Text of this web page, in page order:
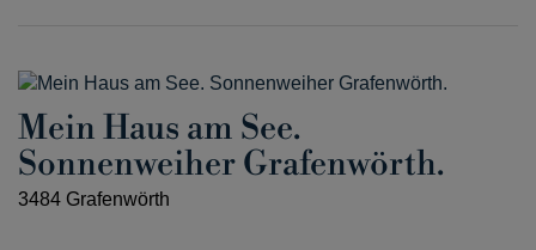
Mein Haus am See.
Sonnenweiher Grafenwörth.
3484 Grafenwörth